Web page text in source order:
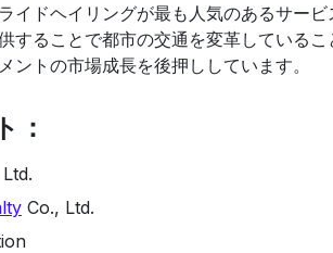
イドヘイリングが最も人気のあるサー
することで都市の交通を変革している
ントの市場成長を後押ししています。
：
Co., Ltd.